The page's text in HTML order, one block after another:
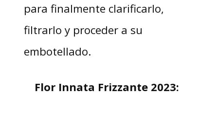
para finalmente clarificarlo,
filtrarlo y proceder a su
embotellado.
Flor Innata Frizzante 2023: